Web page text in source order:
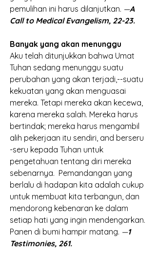
pemulihan ini harus dilanjutkan. —A
Call to Medical Evangelism, 22-23.
Banyak yang akan menunggu
Aku telah ditunjukkan bahwa Umat
Tuhan sedang menunggu suatu
perubahan yang akan terjadi,--suatu
kekuatan yang akan menguasai
mereka. Tetapi mereka akan kecewa,
karena mereka salah. Mereka harus
bertindak; mereka harus mengambil
alih pekerjaan itu sendiri, and berseru
-seru kepada Tuhan untuk
pengetahuan tentang diri mereka
sebenarnya.  Pemandangan yang
berlalu di hadapan kita adalah cukup
untuk membuat kita terbangun, dan
mendorong kebenaran ke dalam
setiap hati yang ingin mendengarkan.
Panen di bumi hampir matang. —1
Testimonies, 261.